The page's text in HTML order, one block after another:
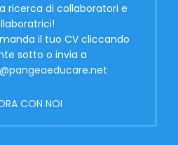
ricerca di collaboratori e
il tuo CV cliccando
sotto o invia a
CON NOI